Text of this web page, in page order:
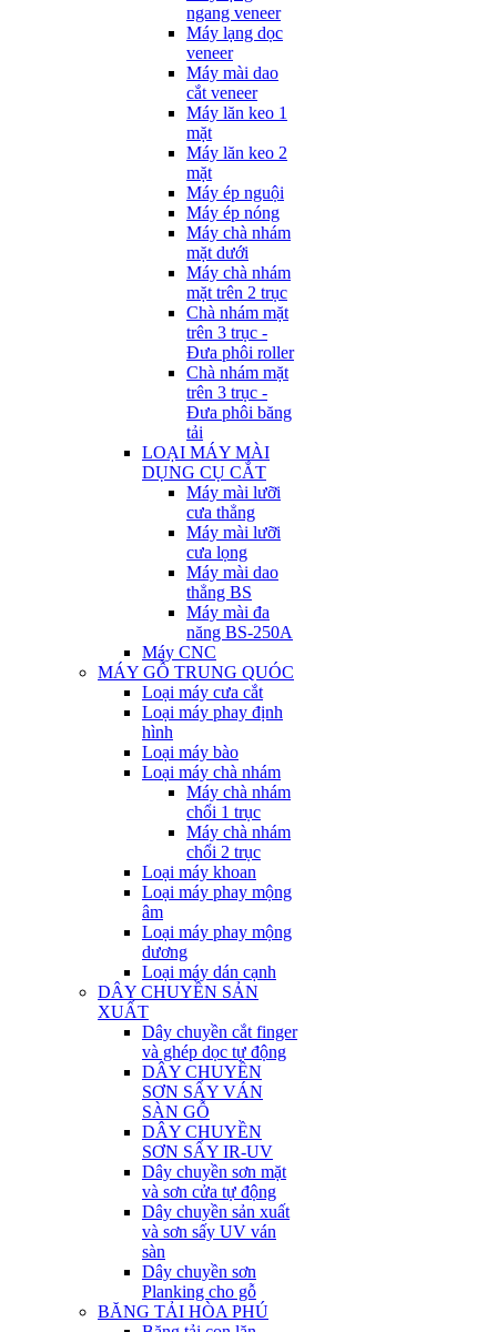
ngang veneer
Máy lạng dọc
veneer
Máy mài dao
cắt veneer
Máy lăn keo 1
mặt
Máy lăn keo 2
mặt
Máy ép nguội
Máy ép nóng
Máy chà nhám
mặt dưới
Máy chà nhám
mặt trên 2 trục
Chà nhám mặt
trên 3 trục -
Đưa phôi roller
Chà nhám mặt
trên 3 trục -
Đưa phôi băng
tải
LOẠI MÁY MÀI
DỤNG CỤ CẮT
Máy mài lưỡi
cưa thẳng
Máy mài lưỡi
cưa lọng
Máy mài dao
thẳng BS
Máy mài đa
năng BS-250A
Máy CNC
MÁY GỖ TRUNG QUÓC
Loại máy cưa cắt
Loại máy phay định
hình
Loại máy bào
Loại máy chà nhám
Máy chà nhám
chổi 1 trục
Máy chà nhám
chổi 2 trục
Loại máy khoan
Loại máy phay mộng
âm
Loại máy phay mộng
dương
Loại máy dán cạnh
DÂY CHUYỀN SẢN
XUẤT
Dây chuyền cắt finger
và ghép dọc tự động
DÂY CHUYỀN
SƠN SẤY VÁN
SÀN GỖ
DÂY CHUYỀN
SƠN SẤY IR-UV
Dây chuyền sơn mặt
và sơn cửa tự động
Dây chuyền sản xuất
và sơn sấy UV ván
sàn
Dây chuyền sơn
Planking cho gỗ
BĂNG TẢI HÒA PHÚ